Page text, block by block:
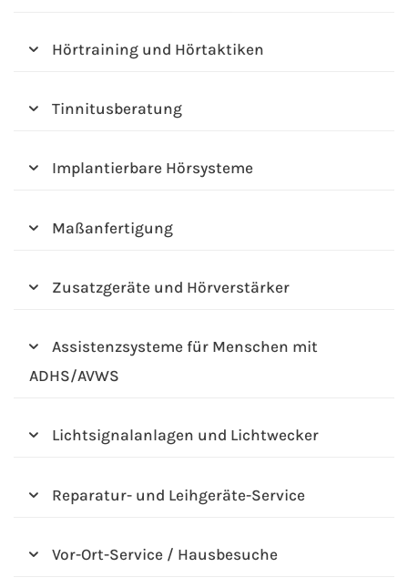
Hörtraining und Hörtaktiken
Tinnitusberatung
Implantierbare Hörsysteme
Maßanfertigung
Zusatzgeräte und Hörverstärker
Assistenzsysteme für Menschen mit
ADHS/AVWS
Lichtsignalanlagen und Lichtwecker
Reparatur- und Leihgeräte-Service
Vor-Ort-Service / Hausbesuche